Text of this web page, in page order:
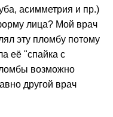
асимметрия и пр.)
лица? Мой врач
эту пломбу потому
её "спайка с
возможно
другой врач